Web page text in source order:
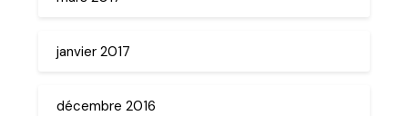
janvier 2017
décembre 2016